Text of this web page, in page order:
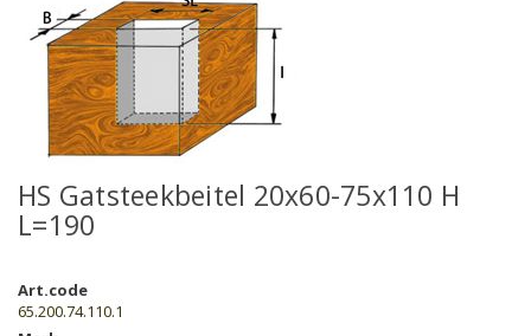
HS Gatsteekbeitel 20x60-75x110 H
L=190
Art.code
65.200.74.110.1